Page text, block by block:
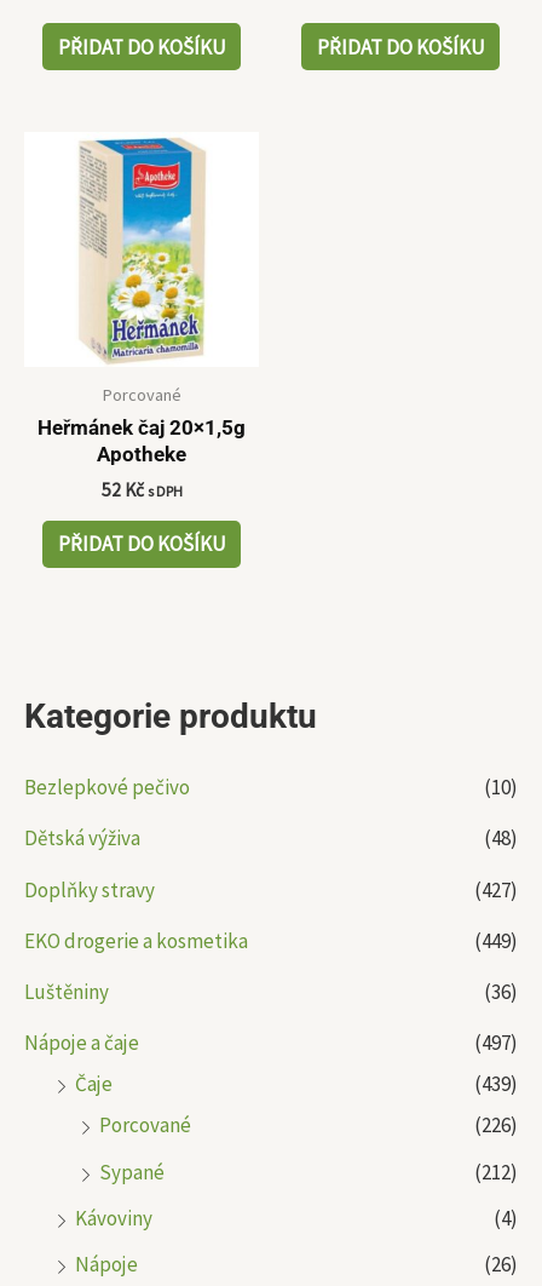
Kategorie produktu
Bezlepkové pečivo
(10)
Dětská výživa
(48)
Doplňky stravy
(427)
EKO drogerie a kosmetika
(449)
Luštěniny
(36)
Nápoje a čaje
(497)
Čaje
(439)
Porcované
(226)
Sypané
(212)
Kávoviny
(4)
Nápoje
(26)
PŘIDAT DO KOŠÍKU PŘIDAT DO KOŠÍKU
Porcované
Heřmánek čaj 20×1,5g
Apotheke
52 Kč s DPH
PŘIDAT DO KOŠÍKU